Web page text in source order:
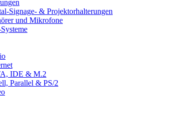
Signage- & Projektorhalterungen
und Mikrofone
IDE & M.2
Parallel & PS/2